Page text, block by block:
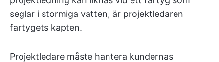
seglar i stormiga vatten, är projektledaren
fartygets kapten.
Projektledare måste hantera kundernas